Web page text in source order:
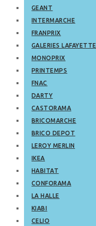
GEANT
INTERMARCHE
FRANPRIX
GALERIES LAFAYETTE
MONOPRIX
PRINTEMPS
FNAC
DARTY
CASTORAMA
BRICOMARCHE
BRICO DEPOT
LEROY MERLIN
IKEA
HABITAT
CONFORAMA
LA HALLE
KIABI
CELIO